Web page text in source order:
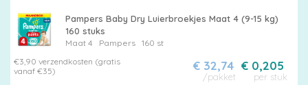
Pampers Baby Dry Luierbroekjes Maat 4 (9-15 kg)
160 stuks
Maat 4 Pampers
160 st
€3,90 verzendkosten (gratis
vanaf €35)
€ 0,205
per stuk
€ 32,74
/pakket